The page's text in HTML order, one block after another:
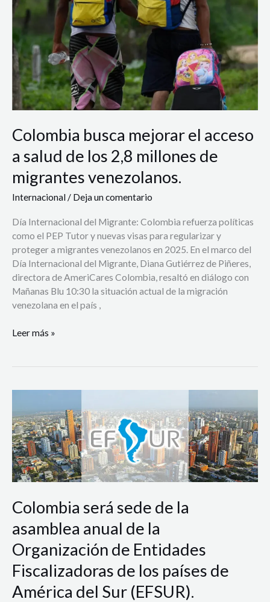
Colombia busca mejorar el acceso
a salud de los 2,8 millones de
migrantes venezolanos.
Internacional / Deja un comentario
Día Internacional del Migrante: Colombia refuerza políticas
como el PEP Tutor y nuevas visas para regularizar y
proteger a migrantes venezolanos en 2025. En el marco del
Día Internacional del Migrante, Diana Gutiérrez de Piñeres,
directora de AmeriCares Colombia, resaltó en diálogo con
Mañanas Blu 10:30 la situación actual de la migración
venezolana en el país ,
los
2,8
millones
de
migrantes
Leer más »
Colombia será sede de la
asamblea anual de la
Organización de Entidades
Fiscalizadoras de los países de
América del Sur (EFSUR).
sede
de
la
asamblea
anual
la
Organización
de
Entidades
Fiscalizadoras
de
los